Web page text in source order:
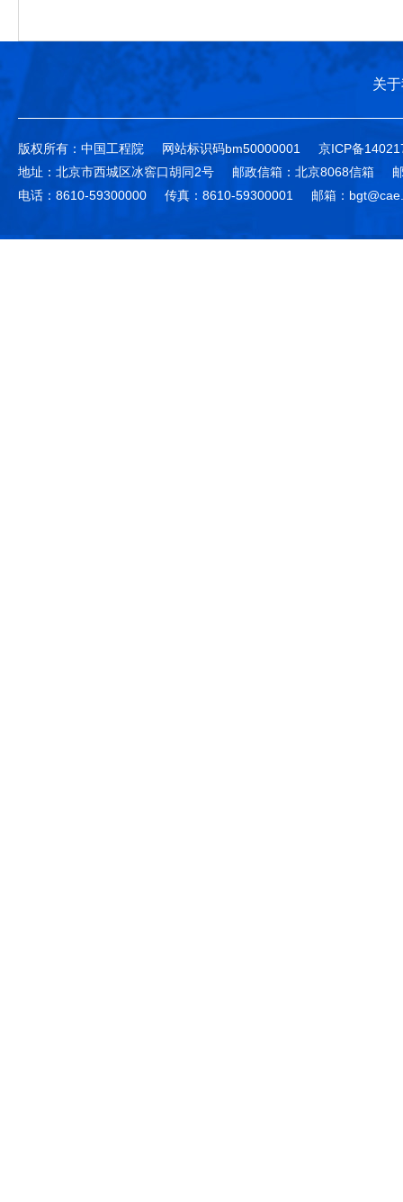
关
版权所有：中国工程院 网站标识码bm50000001
京ICP备
地址：北京市西城区冰窖口胡同2号
邮政信箱：北京8068信箱
电话：8610-59300000
传真：8610-59300001 邮箱：